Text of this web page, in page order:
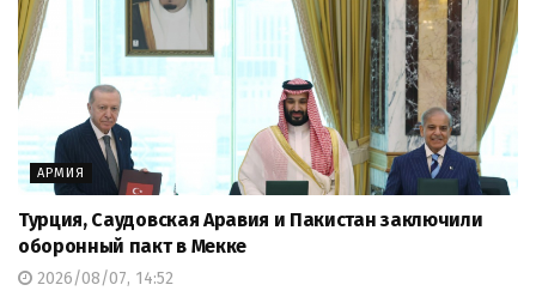
АРМИЯ
Турция, Саудовская Аравия и Пакистан заключили
оборонный пакт в Мекке
2026/08/07, 14:52